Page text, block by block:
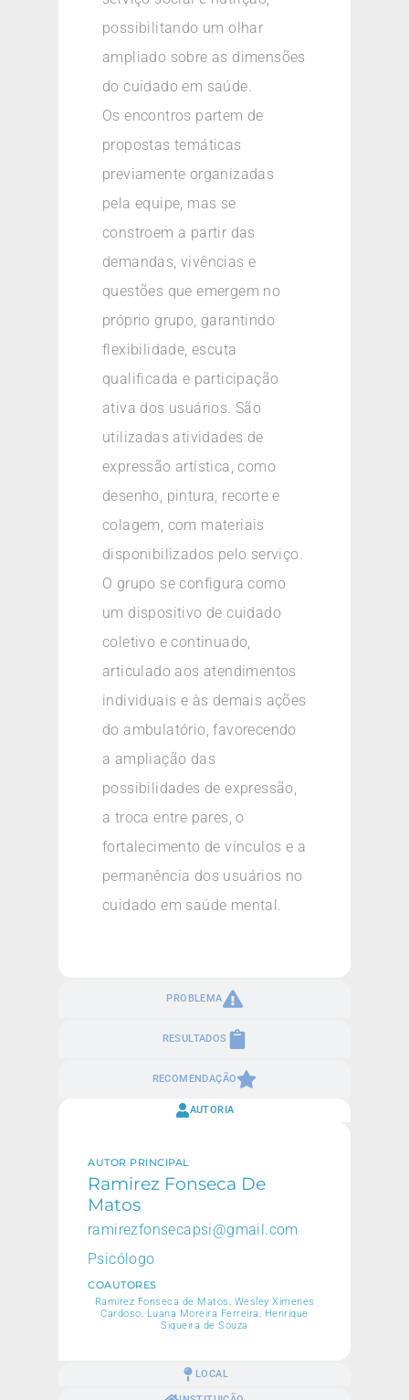
PROBLEMA
RESULTADOS
RECOMENDAÇÃO
possibilitando um olhar
ampliado sobre as dimensões
do cuidado em saúde.
Os encontros partem de
propostas temáticas
previamente organizadas
pela equipe, mas se
constroem a partir das
demandas, vivências e
questões que emergem no
próprio grupo, garantindo
flexibilidade, escuta
qualificada e participação
ativa dos usuários. São
utilizadas atividades de
expressão artística, como
desenho, pintura, recorte e
colagem, com materiais
disponibilizados pelo serviço.
O grupo se configura como
um dispositivo de cuidado
coletivo e continuado,
articulado aos atendimentos
individuais e às demais ações
do ambulatório, favorecendo
a ampliação das
possibilidades de expressão,
a troca entre pares, o
fortalecimento de vínculos e a
permanência dos usuários no
cuidado em saúde mental.
AUTORIA
LOCAL
AUTOR PRINCIPAL
Ramirez Fonseca De
Matos
ramirezfonsecapsi@gmail.com
Psicólogo
COAUTORES
Ramirez Fonseca de Matos, Wesley Ximenes
Cardoso, Luana Moreira Ferreira, Henrique
Siqueira de Souza